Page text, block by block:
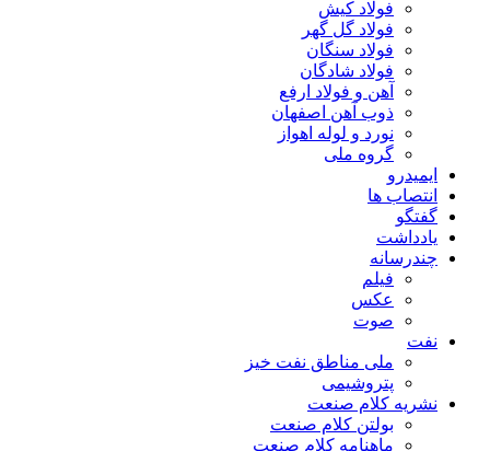
فولاد کیش
فولاد گل گهر
فولاد سنگان
فولاد شادگان
آهن و فولاد ارفع
ذوب آهن اصفهان
نورد و لوله اهواز
گروه ملی
ایمیدرو
انتصاب ها
گفتگو
یادداشت
چندرسانه
فیلم
عکس
صوت
نفت
ملی مناطق نفت خیز
پتروشیمی
نشریه کلام صنعت
بولتن کلام صنعت
ماهنامه کلام صنعت